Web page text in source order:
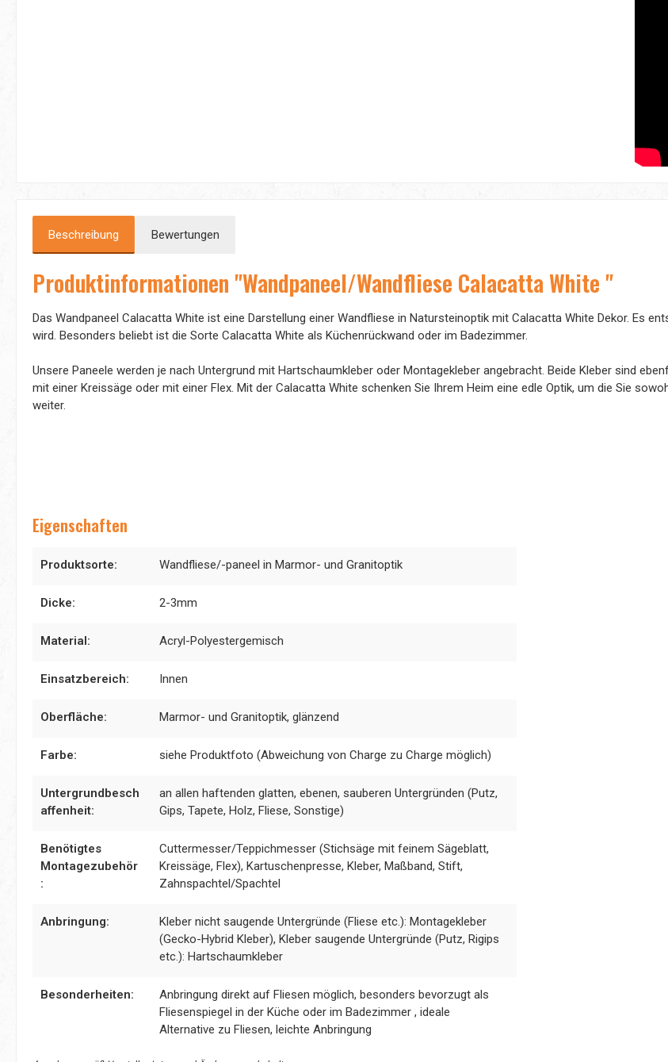
Beschreibung Bewertungen
Produktinformationen "Wandpaneel/Wandfliese Calacatta White "
Das Wandpaneel Calacatta White ist eine Darstellung einer Wandfliese in Natursteinoptik mit Calacatta White Dekor. Es
wird. Besonders beliebt ist die Sorte Calacatta White als Küchenrückwand oder im Badezimmer.
Unsere Paneele werden je nach Untergrund mit Hartschaumkleber oder Montagekleber angebracht. Beide Kleber sind
mit einer Kreissäge oder mit einer Flex. Mit der Calacatta White schenken Sie Ihrem Heim eine edle Optik, um die Sie
weiter.
Eigenschaften
Produktsorte: Wandfliese/-paneel in Marmor- und Granitoptik
Dicke: 2-3mm
Material: Acryl-Polyestergemisch
Einsatzbereich: Innen
Oberfläche: Marmor- und Granitoptik, glänzend
Farbe: siehe Produktfoto (Abweichung von Charge zu Charge möglich)
Untergrundbesch
affenheit:
an allen haftenden glatten, ebenen, sauberen Untergründen (Putz,
Gips, Tapete, Holz, Fliese, Sonstige)
Benötigtes
Montagezubehör
:
Cuttermesser/Teppichmesser (Stichsäge mit feinem Sägeblatt,
Kreissäge, Flex), Kartuschenpresse, Kleber, Maßband, Stift,
Zahnspachtel/Spachtel
Anbringung:
Kleber nicht saugende Untergründe (Fliese etc.): Montagekleber
(Gecko-Hybrid Kleber), Kleber saugende Untergründe (Putz, Rigips
etc.): Hartschaumkleber
Besonderheiten:
Anbringung direkt auf Fliesen möglich, besonders bevorzugt als
Fliesenspiegel in der Küche oder im Badezimmer , ideale
Alternative zu Fliesen, leichte Anbringung